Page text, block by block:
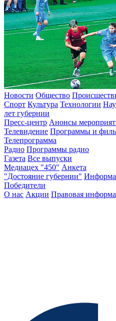
Новости Общество
Спорт Культура Технологии
лет губернии
Пресс-центр Анонсы
Телевидение Программы и
Телепрограмма
Радио Программы радио
Газета Все выпуски
Медиацех "450" Анкета
"Достояние губернии"
Победители
О нас Акции Правовая